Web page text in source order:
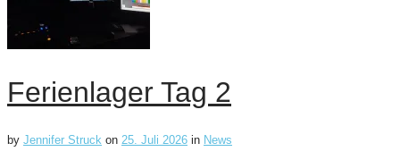
Ferienlager Tag 2
by Jennifer Struck on 25. Juli 2026 in News